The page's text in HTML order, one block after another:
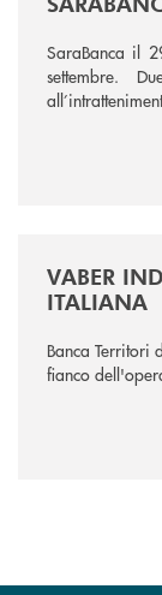
SaraBanca il
settembre.
VABER
ITALIANA
Banca Territori
fianco